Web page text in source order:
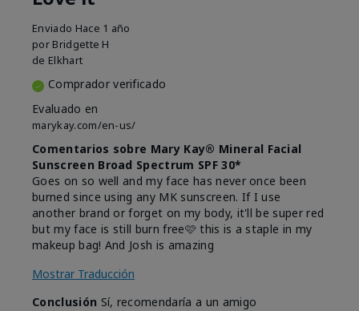
Enviado Hace 1 año
por Bridgette H
de Elkhart
Comprador verificado
Evaluado en
marykay.com/en-us/
Comentarios sobre Mary Kay® Mineral Facial
Sunscreen Broad Spectrum SPF 30*
Goes on so well and my face has never once been
burned since using any MK sunscreen. If I use
another brand or forget on my body, it'll be super red
but my face is still burn free🩷 this is a staple in my
makeup bag! And Josh is amazing
Mostrar Traducción
Conclusión Sí, recomendaría a un amigo